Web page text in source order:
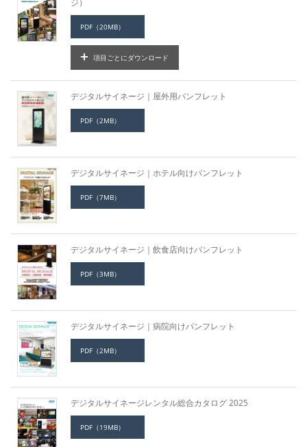
ジ）
PDF（20MB）
項目ごとにダウンロード
デジタルサイネージ｜屋外用パンフレット
PDF（2MB）
デジタルサイネージ｜ホテル向けパンフレット
PDF（7MB）
デジタルサイネージ｜飲食店向けパンフレット
PDF（3MB）
デジタルサイネージ｜病院向けパンフレット
PDF（2MB）
デジタルサイネージレンタル総合カタログ 2025
PDF（19MB）